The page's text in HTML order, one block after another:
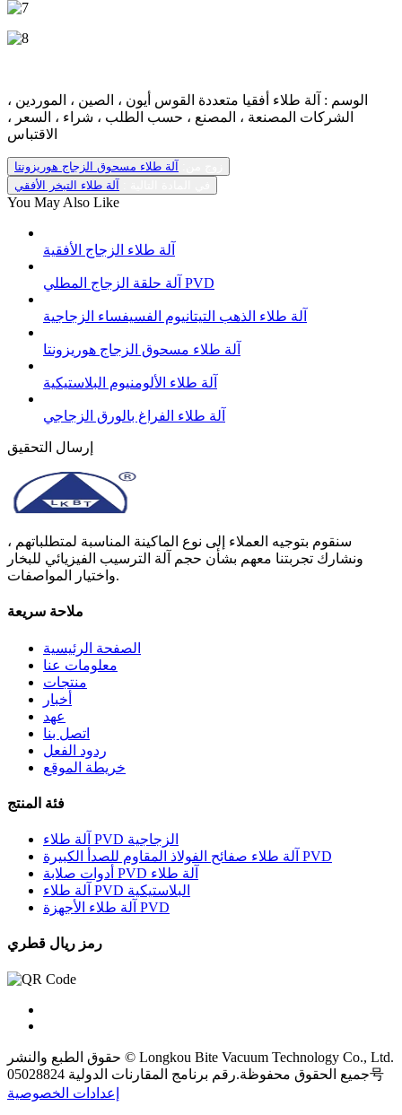
الوسم : آلة طلاء أفقيا متعددة القوس أيون ، الصين ، الموردين ،
الشركات المصنعة ، المصنع ، حسب الطلب ، شراء ، السعر ،
الاقتباس
آلة طلاء مسحوق الزجاج هوريزونتا
آلة طلاء التبخر الأفقي
You May Also Like
آلة طلاء الزجاج الأفقية
آلة حلقة الزجاج المطلي PVD
آلة طلاء الذهب التيتانيوم الفسيفساء الزجاجية
آلة طلاء مسحوق الزجاج هوريزونتا
آلة طلاء الألومنيوم البلاستيكية
آلة طلاء الفراغ بالورق الزجاجي
إرسال التحقيق
سنقوم بتوجيه العملاء إلى نوع الماكينة المناسبة لمتطلباتهم ،
ونشارك تجربتنا معهم بشأن حجم آلة الترسيب الفيزيائي للبخار
واختيار المواصفات.
ملاحة سريعة
الصفحة الرئيسية
معلومات عنا
منتجات
أخبار
عهد
اتصل بنا
ردود الفعل
خريطة الموقع
فئة المنتج
آلة طلاء PVD الزجاجية
آلة طلاء صفائح الفولاذ المقاوم للصدأ الكبيرة PVD
أدوات صلابة PVD آلة طلاء
آلة طلاء PVD البلاستيكية
آلة طلاء الأجهزة PVD
رمز ريال قطري
حقوق الطبع والنشر © Longkou Bite Vacuum Technology Co., Ltd.
جميع الحقوق محفوظة.رقم برنامج المقارنات الدولية 05028824号
إعدادات الخصوصية